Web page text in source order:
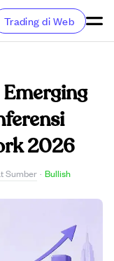
Trading di Web
2026
Sumber · Bullish